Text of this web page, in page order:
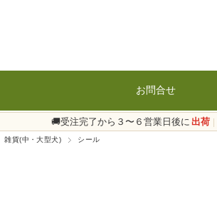
お問合せ
🚚受注完了から３〜６営業日後に 出荷 |
雑貨(中・大型犬) シール